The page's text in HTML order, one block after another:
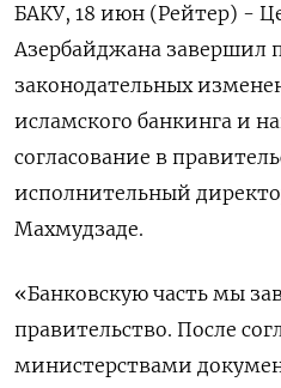
БАКУ, 18 июн (Рейтер) -
Азербайджана завершил
законодательных
исламского банкинга и
согласование в
исполнительный
Махмудзаде.
«Банковскую ‌часть мы
правительство. После
министерствами